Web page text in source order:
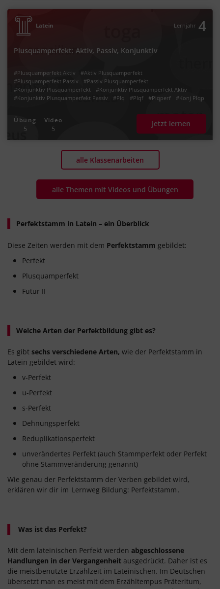
Latein Lernjahr 4
Plusquamperfekt: Aktiv, Passiv, Konjunktiv
#Plusquamperfekt Aktiv
#Aktiv Plusquamperfekt
#Plusquamperfekt Passiv
#Passiv Plusquamperfekt
#Konjunktiv Plusquamperfekt
#Konjunktiv Plusquamperfekt Aktiv
#Konjunktiv Plusquamperfekt Passiv
#Plq #Plqf #Plqperf
#Konj Plqp
Übung
5
Video
5
Jetzt lernen
alle Klassenarbeiten
alle Themen mit Videos und Übungen
Perfektstamm in Latein – ein Überblick
Diese Zeiten werden mit dem Perfektstamm gebildet:
Perfekt
Plusquamperfekt
Futur II
Welche Arten der Perfektbildung gibt es?
Es gibt sechs verschiedene Arten, wie der Perfektstamm in
Latein gebildet wird:
v-Perfekt
u-Perfekt
s-Perfekt
Dehnungsperfekt
Reduplikationsperfekt
unverändertes Perfekt (auch Stammperfekt oder Perfekt
ohne Stammveränderung genannt)
Wie genau der Perfektstamm der Verben gebildet wird,
erklären wir dir im Lernweg Bildung: Perfektstamm .
Was ist das Perfekt?
Mit dem lateinischen Perfekt werden abgeschlossene
Handlungen in der Vergangenheit ausgedrückt. Daher ist es
die meistbenutzte Erzählzeit im Lateinischen. Im Deutschen
übersetzt man es meist mit dem Erzähltempus Präteritum,